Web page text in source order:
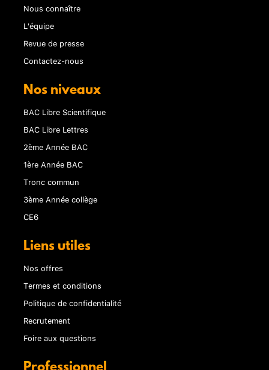
Nous connaître
L'équipe
Revue de presse
Contactez-nous
Nos niveaux
BAC Libre Scientifique
BAC Libre Lettres
2ème Année BAC
1ère Année BAC
Tronc commun
3ème Année collège
CE6
Liens utiles
Nos offres
Termes et conditions
Politique de confidentialité
Recrutement
Foire aux questions